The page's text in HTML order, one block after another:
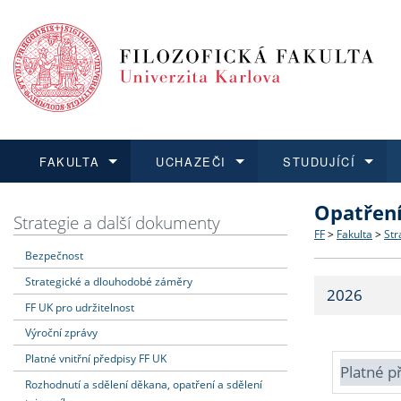
FAKULTA
Dozvědět se více
Struktura
Strategie
Fakultní
UCHAZEČI
Podat přihlášku
Co
Učitelské
STUDUJÍCÍ
Dozvědět se více
Dozvědět se více
O vědě a
Dozvědět se více
Aktuální
Strategie a další dokumenty
Bezpečnost
Strategické a dlouhodobé záměry
FF UK pro udržitelnost
Výroční zprávy
Platné vnitřní předpisy FF UK
Rozhodnutí a sdělení děkana, opatření a sdělení
FF > Fakulta >
2026
Platné